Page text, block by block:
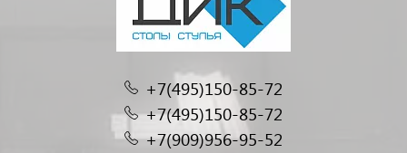
+7(495)150-85-72
+7(495)150-85-72
+7(909)956-95-52